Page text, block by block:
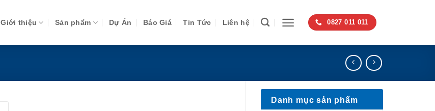
Giới thiệu Sản phẩm Dự Án Báo Giá Tin Tức Liên hệ 0827 011 011
Danh mục sản phẩm